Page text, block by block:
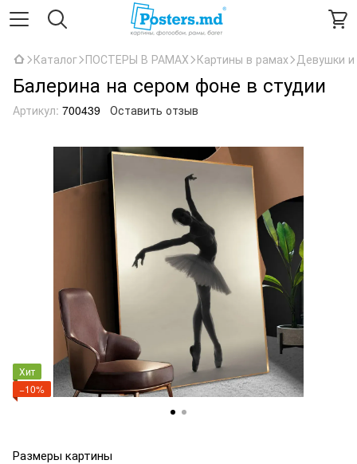
Каталог ПОСТЕРЫ В РАМАХ Картины в рамах Девушки и
Балерина на сером фоне в студии
Артикул: 700439 Оставить отзыв
Хит
−10%
Размеры картины